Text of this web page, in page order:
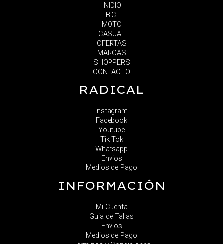
INICIO
BICI
MOTO
CASUAL
OFERTAS
MARCAS
SHOPPERS
CONTACTO
RADICAL
Instagram
Facebook
Youtube
Tik Tok
Whatsapp
Envios
Medios de Pago
INFORMACIÓN
Mi Cuenta
Guia de Tallas
Envios
Medios de Pago